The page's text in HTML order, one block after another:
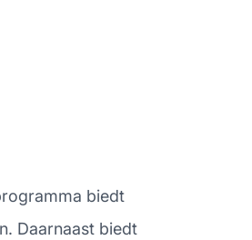
biedt
Daarnaast biedt